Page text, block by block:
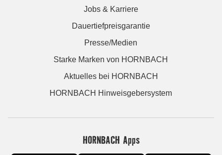
Jobs & Karriere
Dauertiefpreisgarantie
Presse/Medien
Starke Marken von HORNBACH
Aktuelles bei HORNBACH
HORNBACH Hinweisgebersystem
HORNBACH Apps